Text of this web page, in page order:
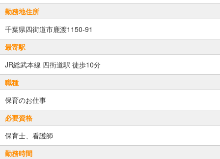
勤務地住所
千葉県四街道市鹿渡1150-91
最寄駅
JR総武本線 四街道駅 徒歩10分
職種
保育のお仕事
必要資格
保育士、看護師
勤務時間